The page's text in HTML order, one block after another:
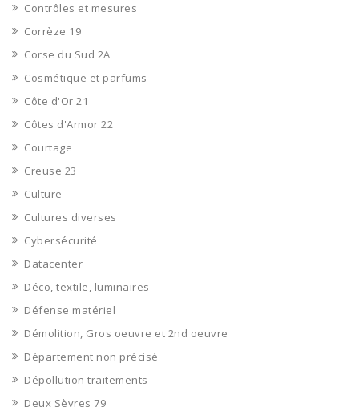
Contrôles et mesures
Corrèze 19
Corse du Sud 2A
Cosmétique et parfums
Côte d'Or 21
Côtes d'Armor 22
Courtage
Creuse 23
Culture
Cultures diverses
Cybersécurité
Datacenter
Déco, textile, luminaires
Défense matériel
Démolition, Gros oeuvre et 2nd oeuvre
Département non précisé
Dépollution traitements
Deux Sèvres 79